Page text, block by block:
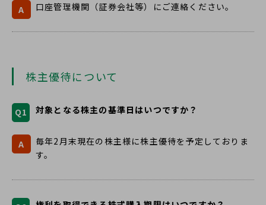
A 口座管理機関（証券会社等）にご連絡ください。
株主優待について
Q1 対象となる株主の基準日はいつですか？
A
毎年2月末現在の株主様に株主優待を予定しておりま
す。